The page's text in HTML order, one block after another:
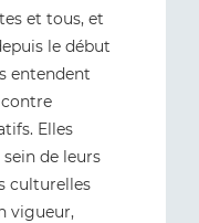
et tous, et
le début
entendent
Elles
de leurs
culturelles
vigueur,